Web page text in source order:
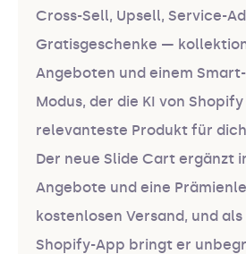
Cross-Sell, Upsell, Service-
Gratisgeschenke —
Angeboten und einem
Modus, der die KI von
relevanteste Produkt für
Der neue Slide Cart ergänzt
Angebote und eine
kostenlosen Versand, und
Shopify-App bringt er